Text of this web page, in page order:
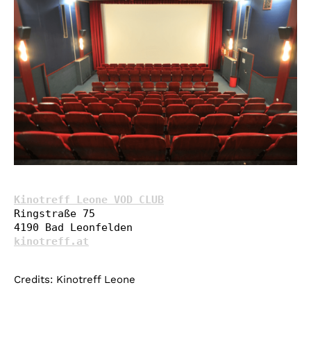
Kinotreff Leone VOD CLUB
Ringstraße 75
kinotreff.at
Credits: Kinotreff Leone